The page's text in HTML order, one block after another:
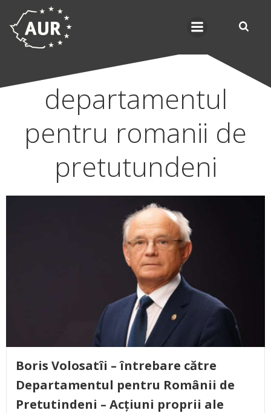
departamentul
pentru romanii de
pretutundeni
Boris Volosatîi – întrebare către
Departamentul pentru Românii de
Pretutindeni – Acțiuni proprii ale